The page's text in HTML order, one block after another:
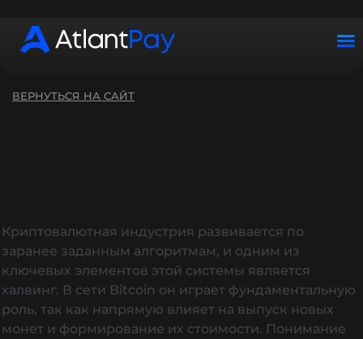
График работы: ПН–ВС с 10:00–22:00 (UTC+2)
ВЕРНУТЬСЯ НА САЙТ
Криптовалютная индустрия развивается по
заранее заданным алгоритмам, и одним из
ключевых элементов этой системы является
халвинг. В сети Bitcoin он играет фундаментальную
роль, так как напрямую влияет на выпуск новых
монет и формирование их стоимости. Понимание